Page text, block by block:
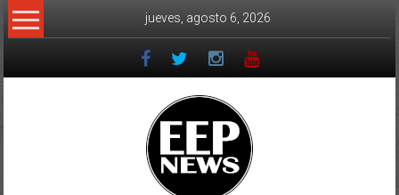
Saltar
al
jueves, agosto 6, 2026